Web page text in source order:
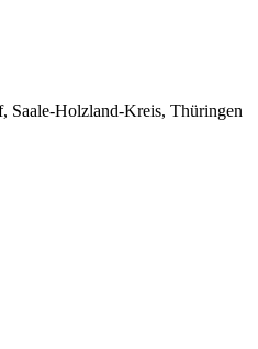
Saale-Holzland-Kreis, Thüringen